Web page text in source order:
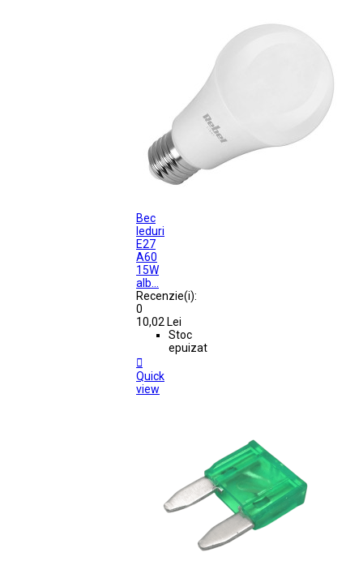
Bec
leduri
E27
A60
15W
alb...
Recenzie(i):
0
10,02 Lei
Stoc
epuizat

Quick
view